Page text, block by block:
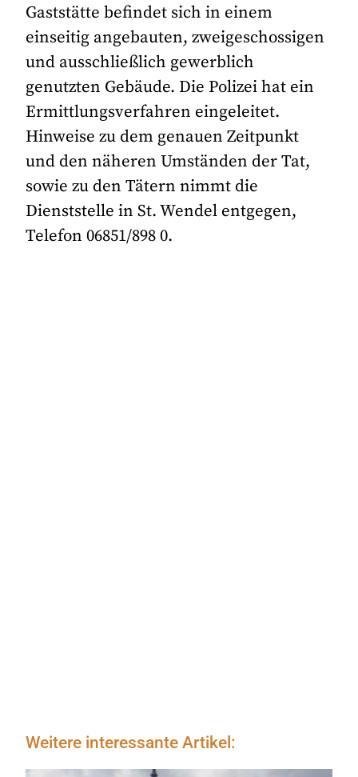
Gaststätte befindet sich in einem
einseitig angebauten, zweigeschossigen
und ausschließlich gewerblich
genutzten Gebäude. Die Polizei hat ein
Ermittlungsverfahren eingeleitet.
Hinweise zu dem genauen Zeitpunkt
und den näheren Umständen der Tat,
sowie zu den Tätern nimmt die
Dienststelle in St. Wendel entgegen,
Telefon 06851/898 0.
Weitere interessante Artikel: